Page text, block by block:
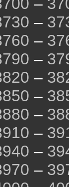
–
–
–
–
–
–
–
–
–
–